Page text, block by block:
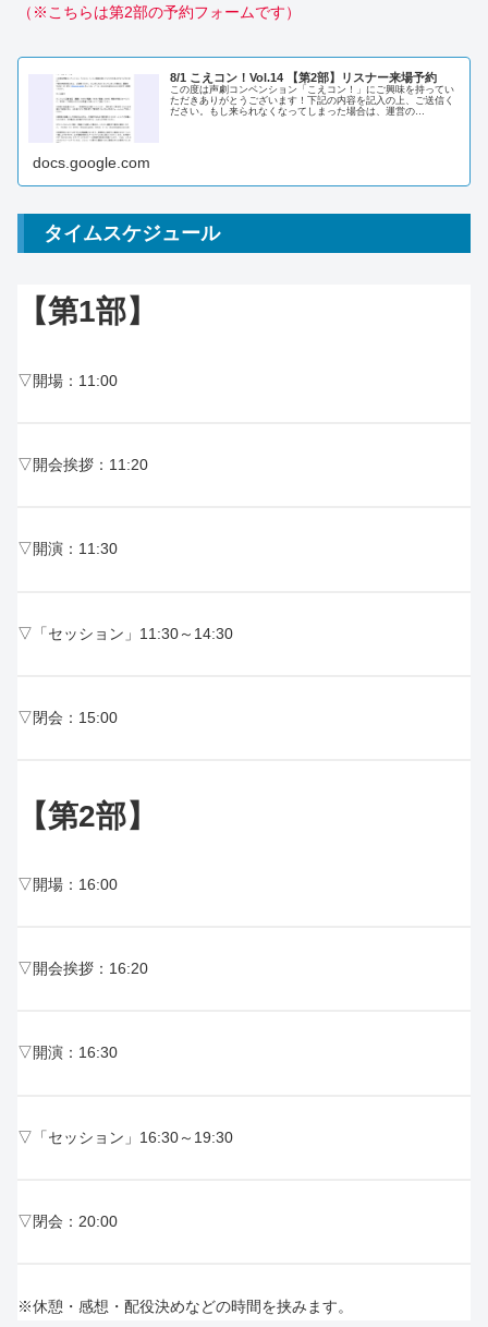
（※こちらは第2部の予約フォームです）
8/1 こえコン！Vol.14 【第2部】リスナー来場予約
この度は声劇コンベンション「こえコン！」にご興味を持ってい
ただきありがとうございます！下記の内容を記入の上、ご送信く
ださい。もし来られなくなってしまった場合は、運営の
docs.google.com
タイムスケジュール
【第1部】
▽開場：11:00
▽開会挨拶：11:20
▽開演：11:30
▽「セッション」11:30～14:30
▽閉会：15:00
【第2部】
▽開場：16:00
▽開会挨拶：16:20
▽開演：16:30
▽「セッション」16:30～19:30
▽閉会：20:00
※休憩・感想・配役決めなどの時間を挟みます。